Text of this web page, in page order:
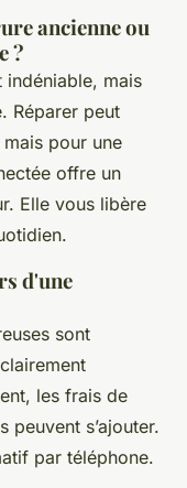
ancienne ou
?
indéniable, mais
Réparer peut
pour une
offre un
Elle vous libère
d'une
sont
les frais de
peuvent s’ajouter.
par téléphone.